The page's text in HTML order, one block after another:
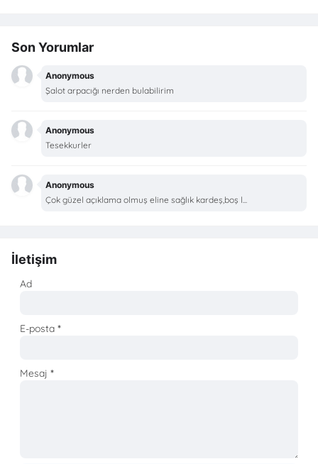
Son Yorumlar
Anonymous
Şalot arpacığı nerden bulabilirim
Anonymous
Tesekkurler
Anonymous
Çok güzel açıklama olmuş eline sağlık kardeş,boş l...
İletişim
Ad
E-posta*
Mesaj*